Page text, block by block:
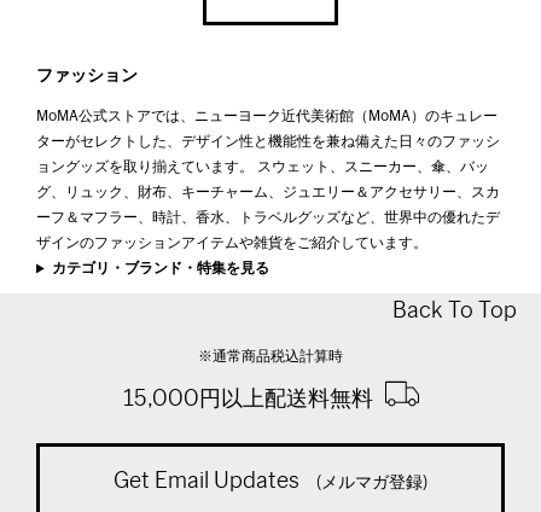
ファッション
MoMA公式ストアでは、ニューヨーク近代美術館（MoMA）のキュレー
ターがセレクトした、デザイン性と機能性を兼ね備えた日々のファッシ
ョングッズを取り揃えています。 スウェット、スニーカー、傘、バッ
グ、リュック、財布、キーチャーム、ジュエリー＆アクセサリー、スカ
ーフ＆マフラー、時計、香水、トラベルグッズなど、世界中の優れたデ
ザインのファッションアイテムや雑貨をご紹介しています。
カテゴリ・ブランド・特集を見る
Back To Top
※通常商品税込計算時
15,000円以上配送料無料
Get Email Updates (メルマガ登録)